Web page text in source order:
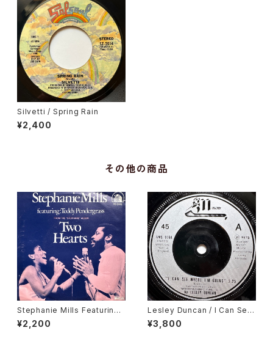
Silvetti / Spring Rain
¥2,400
その他の商品
Stephanie Mills Featuring
Teddy Pendergrass / Two
Hearts
¥2,200
Lesley Duncan / I Can See
Where I'm Going
¥3,800